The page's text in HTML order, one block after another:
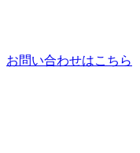
お問い合わせはこちら